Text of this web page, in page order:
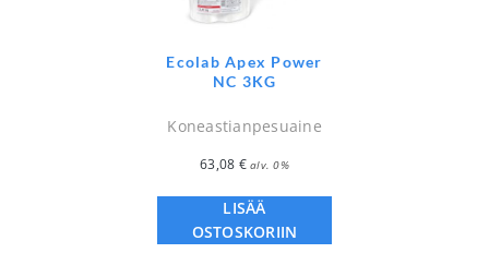
Ecolab Apex Power
NC 3KG
Koneastianpesuaine
63,08 € alv. 0%
LISÄÄ
OSTOSKORIIN